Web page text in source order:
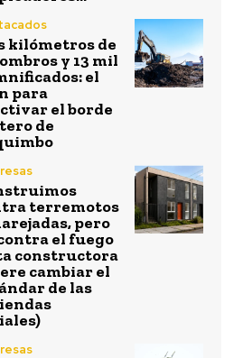
kilómetros de
y 13 mil
el
para
el borde
de
terremotos
pero
el fuego
constructora
cambiar el
de las